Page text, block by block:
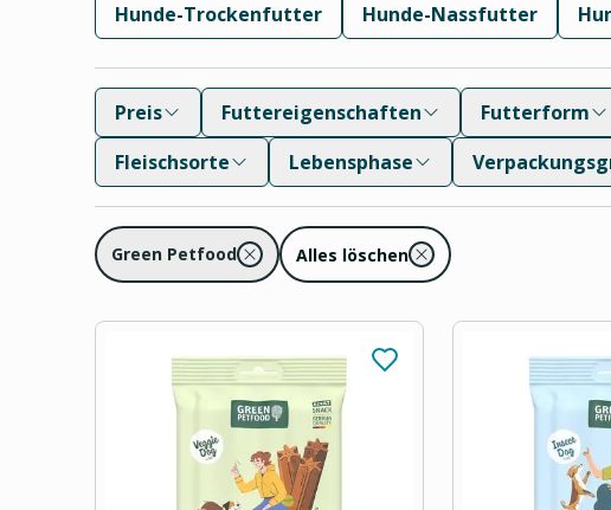
Hunde-Trockenfutter Hunde-Nassfutter
Preis Futtereigenschaften Futterform
Fleischsorte
Lebensphase
Green Petfood Alles löschen